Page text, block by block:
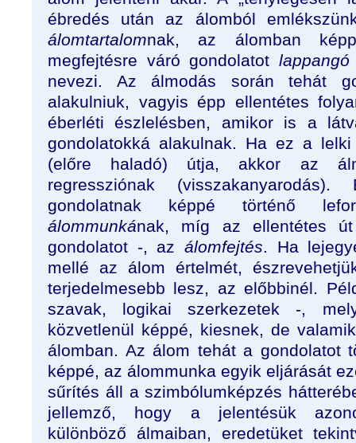
ébredés után az álomból
álomtartalomnak, az álomban
megfejtésre váró gondolatot
nevezi. Az álmodás során tehát
alakulniuk, vagyis épp ellentétes
éberléti észlelésben, amikor is a
gondolatokká alakulnak. Ha ez a lelki
(előre haladó) útja, akkor az
regressziónak
gondolatnak képpé történő
álommunkának, míg az ellentétes
gondolatot -, az álomfejtés . Ha
mellé az álom értelmét,
terjedelmesebb lesz, az előbbinél.
szavak, logikai szerkezetek -,
közvetlenül képpé, kiesnek, de
álomban. Az álom tehát a gondolatot
képpé, az álommunka egyik eljárását
sűrítés áll a szimbólumképzés
jellemző, hogy a jelentésük
különböző álmaiban, eredetüket